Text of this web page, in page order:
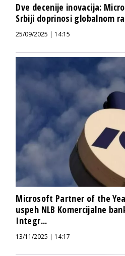
Dve decenije inovacija:
Srbiji doprinosi globalnom
25/09/2025 | 14:15
Microsoft Partner of the
uspeh NLB Komercijalne
Integr...
13/11/2025 | 14:17